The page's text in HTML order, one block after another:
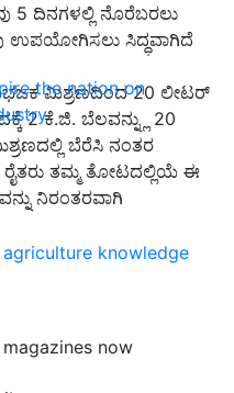
the nation on
knowledge
now
5 ದಿನಗಳಲ್ಲಿ ನೊರೆಬರಲು
ಉಪಯೋಗಿಸಲು ಸಿದ್ಧವಾಗಿದೆ
ಮಿಶ್ರಣದಿಂದ 20 ಲೀಟರ್
2 ಕೆ.ಜಿ. ಬೆಲವನ್ನ್ಲು 20
ಬೆರೆಸಿ ನಂತರ
ತಮ್ಮ ತೋಟದಲ್ಲಿಯೆ ಈ
ನಿರಂತರವಾಗಿ